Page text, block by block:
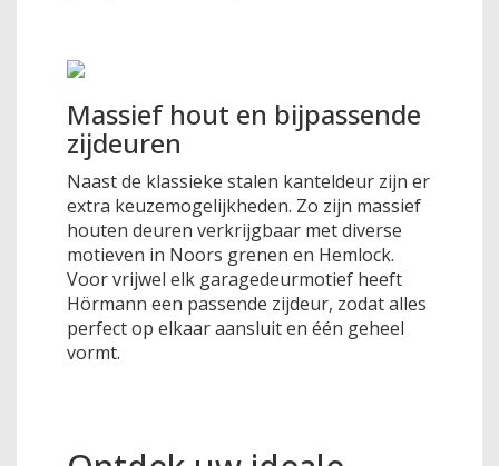
Massief hout en bijpassende
zijdeuren
Naast de klassieke stalen kanteldeur zijn er
extra keuzemogelijkheden. Zo zijn massief
houten deuren verkrijgbaar met diverse
motieven in Noors grenen en Hemlock.
Voor vrijwel elk garagedeurmotief heeft
Hörmann een passende zijdeur, zodat alles
perfect op elkaar aansluit en één geheel
vormt.